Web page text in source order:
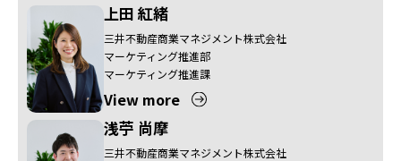
上田 紅緒
三井不動産商業マネジメント株式会社
マーケティング推進部
マーケティング推進課
View more
浅苧 尚摩
三井不動産商業マネジメント株式会社